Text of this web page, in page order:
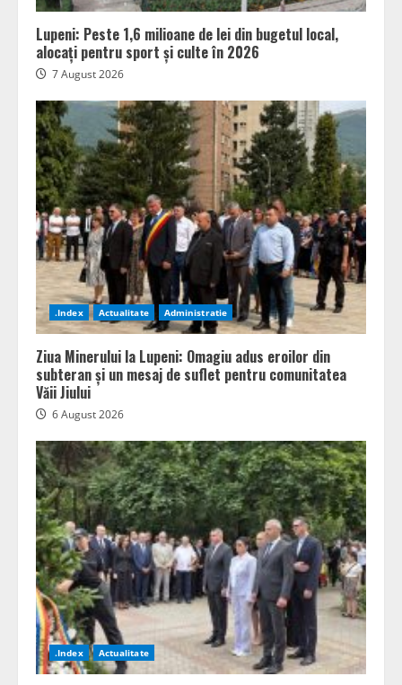
Lupeni: Peste 1,6 milioane de lei din bugetul local,
alocați pentru sport și culte în 2026
7 August 2026
.Index Actualitate Administratie
Ziua Minerului la Lupeni: Omagiu adus eroilor din
subteran și un mesaj de suflet pentru comunitatea
Văii Jiului
6 August 2026
.Index Actualitate